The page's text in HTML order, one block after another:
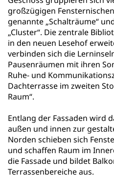
großzügigen
genannte „Schalträume“
„Cluster“. Die zentrale
in den neuen Lesehof
verbinden sich die
Pausenräumen mit ihren
Ruhe- und
Dachterrasse im zweiten
Raum“.
Entlang der Fassaden wird
außen und innen zur
Norden schieben sich
und schaffen Raum im
die Fassade und bildet
Terrassenbereiche aus.